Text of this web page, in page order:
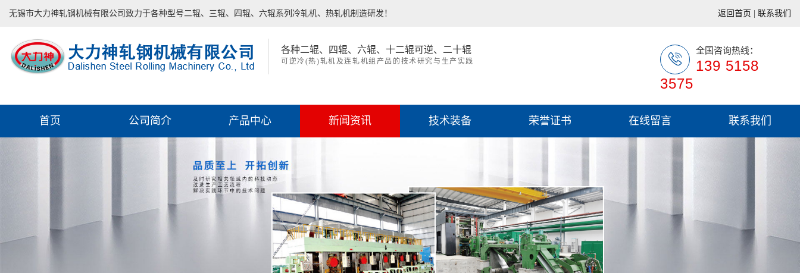
无锡市大力神轧钢机械有限公司致力于各种型号二辊、三辊、四辊、六辊系列冷轧机、热轧机制造研发！ 返回首页 联系我们
各种二辊、四辊、六辊、十二辊可逆、二十辊
可逆冷(热)轧机及连轧机组产品的技术研究与生产实践
全国咨询热线：
139 5158
3575
首页 公司简介 产品中心 新闻资讯 技术装备 荣誉证书 在线留言 联系我们